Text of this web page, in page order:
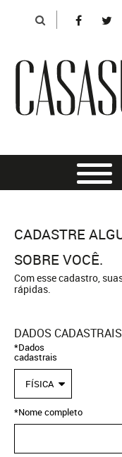
CADASTRE
SOBRE VOCÊ.
Com esse cadastro,
rápidas.
DADOS CADASTRAIS
*Dados
cadastrais
FÍSICA
*Nome completo
*Para finalizar sua compra
*Senha:
entrar usando o facebook